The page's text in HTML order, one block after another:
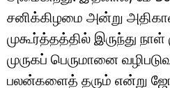
சனிக்கிழமை அன்று
முகூர்த்தத்தில் இருந்து நாள்
முருகப் பெருமானை
பலன்களைத் தரும் என்று